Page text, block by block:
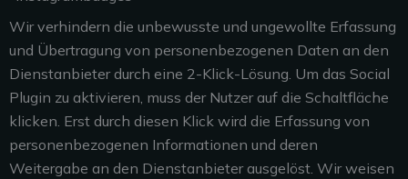
Wir verhindern die unbewusste und ungewollte Erfassung
und Übertragung von personenbezogenen Daten an den
Dienstanbieter durch eine 2-Klick-Lösung. Um das Social
Plugin zu aktivieren, muss der Nutzer auf die Schaltfläche
klicken. Erst durch diesen Klick wird die Erfassung von
personenbezogenen Informationen und deren
Weitergabe an den Dienstanbieter ausgelöst. Wir weisen